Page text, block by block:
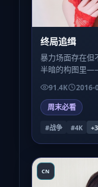
终局追缉
暴力场面存在但
半暗的构图里
让观众的想象
91.4K 2016-
周末必看
#战争 #4K +3
CN